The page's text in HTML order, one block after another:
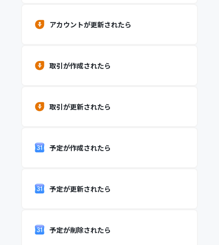
アカウントが更新されたら
取引が作成されたら
取引が更新されたら
予定が作成されたら
予定が更新されたら
予定が削除されたら